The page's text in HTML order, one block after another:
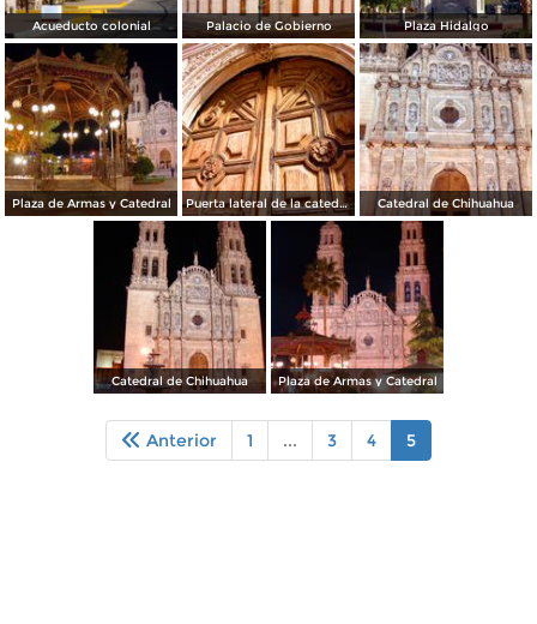
Acueducto colonial Palacio de Gobierno Plaza Hidalgo
Plaza de Armas y Catedral Puerta lateral de la catedral Catedral de Chihuahua
Catedral de Chihuahua Plaza de Armas y Catedral
Anterior 1 ... 3 4 5